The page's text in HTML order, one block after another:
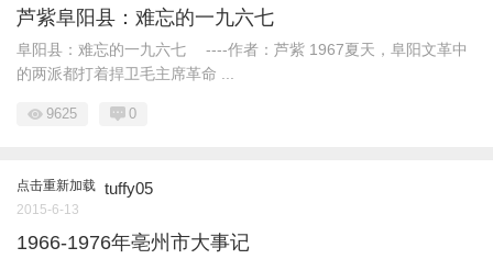
芦紫阜阳县：难忘的一九六七
阜阳县：难忘的一九六七 ----作者：芦紫 1967夏天，阜阳文革中
的两派都打着捍卫毛主席革命 ...
9625 0
点击重新加载 tuffy05
2015-6-13
1966-1976年亳州市大事记